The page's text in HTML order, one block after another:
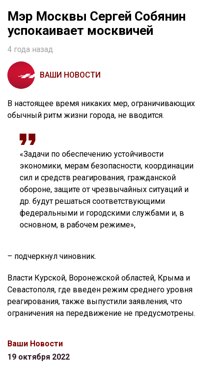
Мэр Москвы Сергей Собянин
успокаивает москвичей
4 года назад
ВАШИ НОВОСТИ
В настоящее время никаких мер, ограничивающих
обычный ритм жизни города, не вводится.
«Задачи по обеспечению устойчивости
экономики, мерам безопасности, координации
сил и средств реагирования, гражданской
обороне, защите от чрезвычайных ситуаций и
др. будут решаться соответствующими
федеральными и городскими службами и, в
основном, в рабочем режиме»,
– подчеркнул чиновник.
Власти Курской, Воронежской областей, Крыма и
Севастополя, где введен режим среднего уровня
реагирования, также выпустили заявления, что
ограничения на передвижение не предусмотрены.
Ваши Новости
19 октября 2022